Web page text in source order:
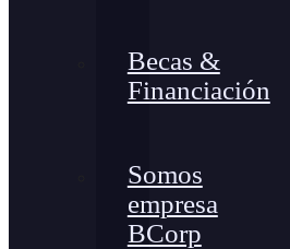
Becas &
Financiación
Somos
empresa
BCorp